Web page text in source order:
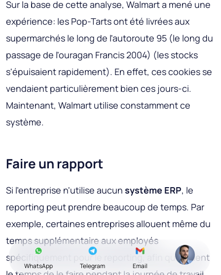
Sur la base de cette analyse, Walmart a mené une
expérience: les Pop-Tarts ont été livrées aux
supermarchés le long de l'autoroute 95 (le long du
passage de l'ouragan Francis 2004) (les stocks
s'épuisaient rapidement). En effet, ces cookies se
vendaient particulièrement bien ces jours-ci.
Maintenant, Walmart utilise constamment ce
système.
Faire un rapport
Si l'entreprise n'utilise aucun système ERP, le
reporting peut prendre beaucoup de temps. Par
exemple, certaines entreprises allouent même du
temps supplémentaire aux employés
spécifiquement pour le reporting, afin qu'ils aient
WhatsApp Telegram Email